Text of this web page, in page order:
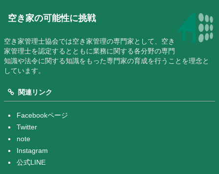
空き家の可能性に挑戦
空き家管理士協会では空き家管理の専門家として、空き
家管理士を認定するとともに業務に関する各分野の専門
知識や法令に関する知識をもった専門家の育成を行うことを理念と
しています。
関連リンク
Facebookページ
Twitter
note
Instagram
公式LINE